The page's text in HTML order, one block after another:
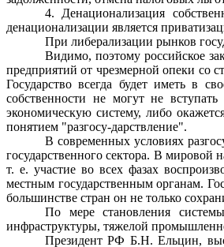
4. Денационализация
денационализации является
При либерализации рынков
Видимо, поэтому российское
предприятий от чрезмерной опеки со
Государство всегда будет иметь в
собственности не могут не
экономическую систему, либо
понятием "разгосу-дарствление".
В современных условиях
государственного сектора. В мировой
т. е. участие во всех фазах
местным государственным органам.
большинстве стран он не только
По мере становления
инфраструктуры, тяжелой
Президент РФ Б.Н. Ельцин,